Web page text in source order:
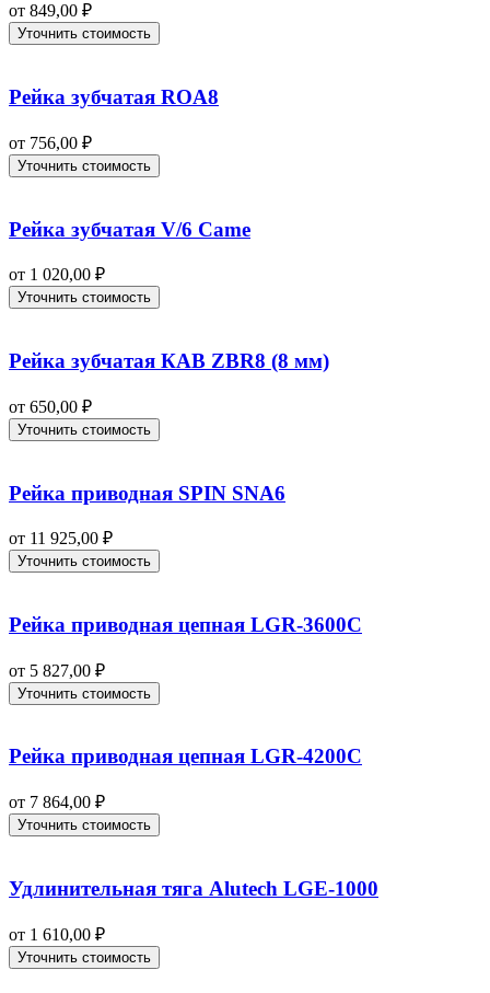
от 849,00 ₽
Уточнить стоимость
Рейка зубчатая ROA8
от 756,00 ₽
Уточнить стоимость
Рейка зубчатая V/6 Came
от 1 020,00 ₽
Уточнить стоимость
Рейка зубчатая КАВ ZBR8 (8 мм)
от 650,00 ₽
Уточнить стоимость
Рейка приводная SPIN SNA6
от 11 925,00 ₽
Уточнить стоимость
Рейка приводная цепная LGR-3600C
от 5 827,00 ₽
Уточнить стоимость
Рейка приводная цепная LGR-4200C
от 7 864,00 ₽
Уточнить стоимость
Удлинительная тяга Alutech LGE‑1000
от 1 610,00 ₽
Уточнить стоимость